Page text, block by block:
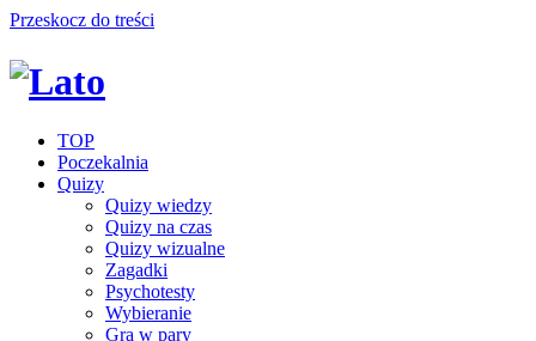
Przeskocz do treści
TOP
Poczekalnia
Quizy
Quizy wiedzy
Quizy na czas
Quizy wizualne
Zagadki
Psychotesty
Wybieranie
Gra w pary